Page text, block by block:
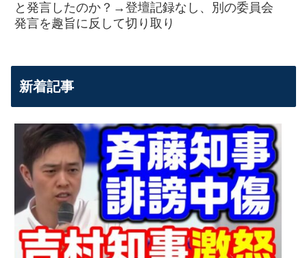
と発言したのか？→登壇記録なし、別の委員会
発言を趣旨に反して切り取り
新着記事